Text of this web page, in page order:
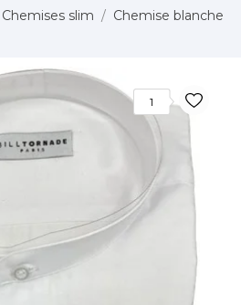
Chemises slim
Chemise blanche
1